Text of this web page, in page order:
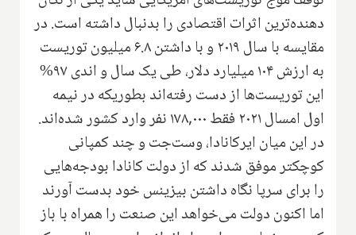
دهنده‌ترین اثرات اقتصادی را بدنبال داشته است. در
مقایسه با سال ۲۰۱۹ و با داشتن ۶.۸ میلیون توریست
به ارزش ۱۰۴ میلیارد دلار، طی یک سال و اندی ۹۷%
این توریست‌ها از دست رفته‌اند بطوریکه در نیمه
اول امسال ۲۰۲۱ فقط ۱۷۸,۰۰۰ نفر وارد کشور شده‌اند.
در این میان ایرکانادا، وست‌جت و چند کمپانی
کوچکتر موفق شدند که از دولت کانادا بودجه‌هایی
را برای سرپا نگاه داشتن بیزینس خود بدست آورند
اما اکنون دولت می‌خواهد این صنعت را همراه با باز